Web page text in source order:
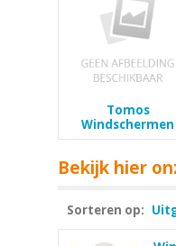
Tomos
Windschermen
Bekijk hier
Sorteren op: